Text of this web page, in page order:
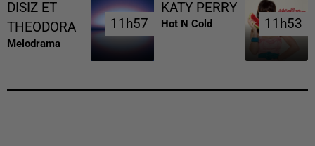
DISIZ ET
THEODORA
Melodrama
11h57
11h57
KATY PERRY
Hot N Cold 11h53
11h53